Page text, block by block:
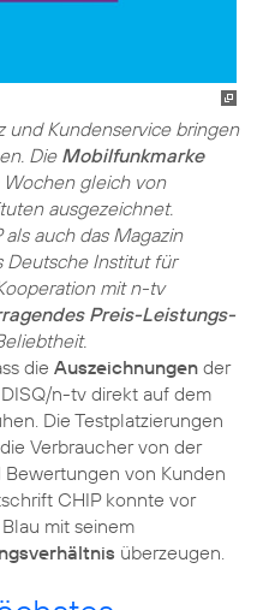
und Kundenservice bringen
Die Mobilfunkmarke
gleich von
ausgezeichnet.
auch das Magazin
Deutsche Institut für
mit n-tv
Preis-Leistungs-
die Auszeichnungen der
n-tv direkt auf dem
Die Testplatzierungen
Verbraucher von der
von Kunden
CHIP konnte vor
mit seinem
überzeugen.